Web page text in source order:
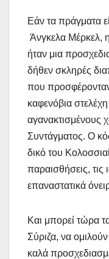
Εάν τα πράγματα
Άνγκελα Μέρκελ,
ήταν μια
δήθεν σκληρές
που
καφενόβια
αγανακτισμένους
Συντάγματος. Ο
δικό του
παραισθήσεις, τις
επαναστατικά
Και μπορεί τώρα
Σύριζα, να
καλά